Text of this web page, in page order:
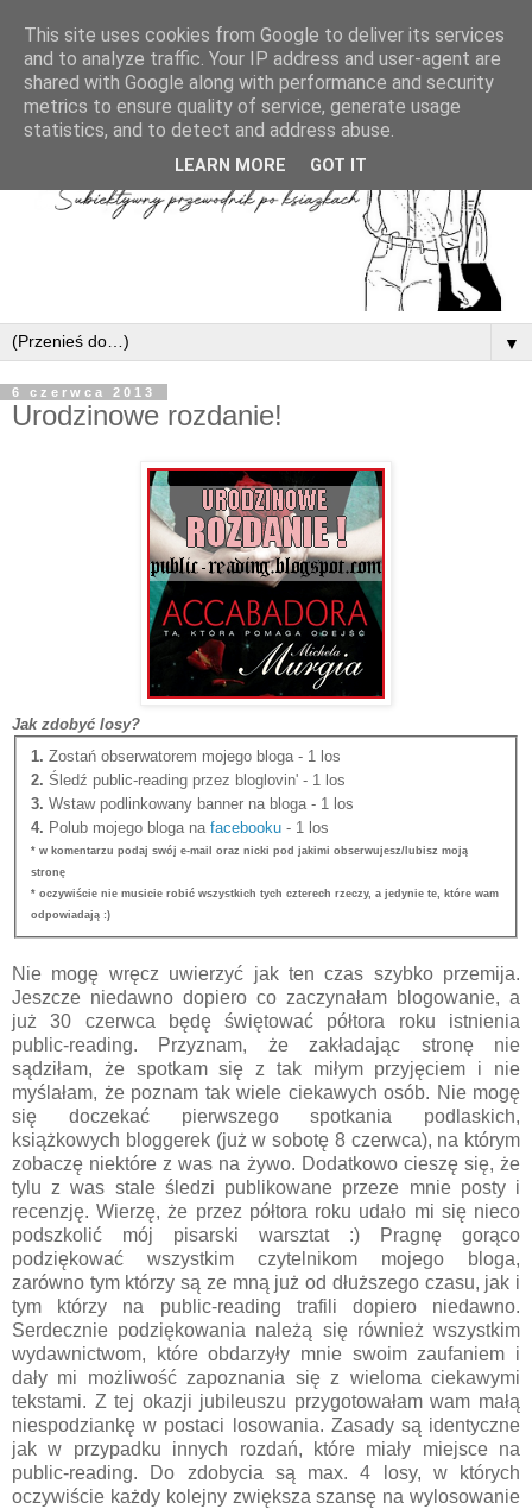
▼
6 czerwca 2013
Urodzinowe rozdanie!
Jak zdobyć losy?
1. Zostań obserwatorem mojego bloga - 1 los
2. Śledź public-reading przez bloglovin' - 1 los
3. Wstaw podlinkowany banner na bloga - 1 los
4. Polub mojego bloga na facebooku- 1 los
* w komentarzu podaj swój e-mail oraz nicki pod jakimi obserwujesz/lubisz moją
stronę
* oczywiście nie musicie robić wszystkich tych czterech rzeczy, a jedynie te, które wam
odpowiadają :)
Nie mogę wręcz uwierzyć jak ten czas szybko przemija.
Jeszcze niedawno dopiero co zaczynałam blogowanie, a
już 30 czerwca będę świętować półtora roku istnienia
public-reading. Przyznam, że zakładając stronę nie
sądziłam, że spotkam się z tak miłym przyjęciem i nie
myślałam, że poznam tak wiele ciekawych osób. Nie mogę
się doczekać pierwszego spotkania podlaskich,
książkowych bloggerek (już w sobotę 8 czerwca), na którym
zobaczę niektóre z was na żywo. Dodatkowo cieszę się, że
tylu z was stale śledzi publikowane przeze mnie posty i
recenzję. Wierzę, że przez półtora roku udało mi się nieco
podszkolić mój pisarski warsztat :) Pragnę gorąco
podziękować wszystkim czytelnikom mojego bloga,
zarówno tym którzy są ze mną już od dłuższego czasu, jak i
tym którzy na public-reading trafili dopiero niedawno.
Serdecznie podziękowania należą się również wszystkim
wydawnictwom, które obdarzyły mnie swoim zaufaniem i
dały mi możliwość zapoznania się z wieloma ciekawymi
tekstami. Z tej okazji jubileuszu przygotowałam wam małą
niespodziankę w postaci losowania. Zasady są identyczne
jak w przypadku innych rozdań, które miały miejsce na
public-reading. Do zdobycia są max. 4 losy, w których
oczywiście każdy kolejny zwiększa szansę na wylosowanie
This site uses cookies from Google to deliver its services
and to analyze traffic. Your IP address and user-agent are
shared with Google along with performance and security
metrics to ensure quality of service, generate usage
statistics, and to detect and address abuse.
LEARN MORE GOT IT